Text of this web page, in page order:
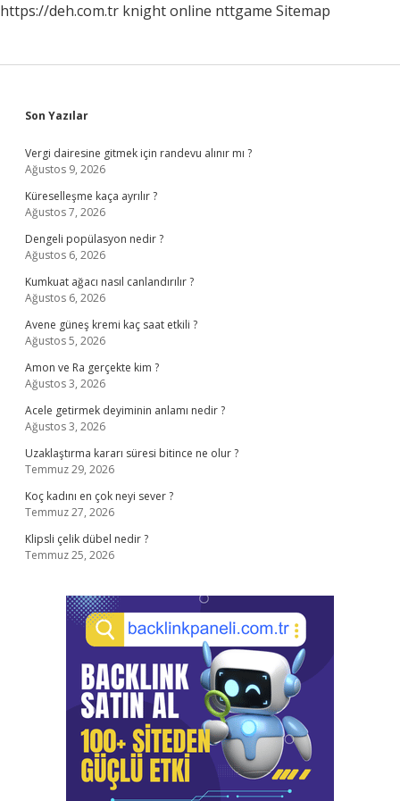
https://deh.com.tr knight online nttgame Sitemap
Sidebar
Son Yazılar
Vergi dairesine gitmek için randevu alınır mı ?
Ağustos 9, 2026
Küreselleşme kaça ayrılır ?
Ağustos 7, 2026
Dengeli popülasyon nedir ?
Ağustos 6, 2026
Kumkuat ağacı nasıl canlandırılır ?
Ağustos 6, 2026
Avene güneş kremi kaç saat etkili ?
Ağustos 5, 2026
Amon ve Ra gerçekte kim ?
Ağustos 3, 2026
Acele getirmek deyiminin anlamı nedir ?
Ağustos 3, 2026
Uzaklaştırma kararı süresi bitince ne olur ?
Temmuz 29, 2026
Koç kadını en çok neyi sever ?
Temmuz 27, 2026
Klipsli çelik dübel nedir ?
Temmuz 25, 2026